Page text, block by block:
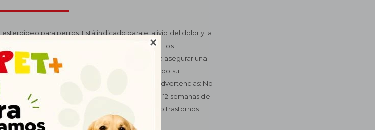

para perros. Está indicado para el alivio del dolor y la
tipos específicos de dolor postoperatorio. Los
con algún alimento. Son divisibles, para asegurar una
hacerlo más atractivo para el perro, facilitando su
5 mg por Kg de peso del perro, una vez al día. Advertencias: No
y lactancia. - No utilizar en perros de menos de 12 semanas de
gastrointestinal, discrasia sanguinea o trastornos